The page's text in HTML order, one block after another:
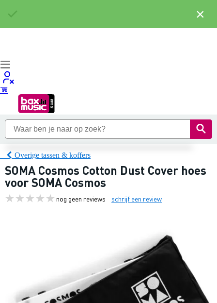
Overige tassen & koffers
SOMA Cosmos Cotton Dust Cover hoes
voor SOMA Cosmos
nog geen reviews schrijf een review
×